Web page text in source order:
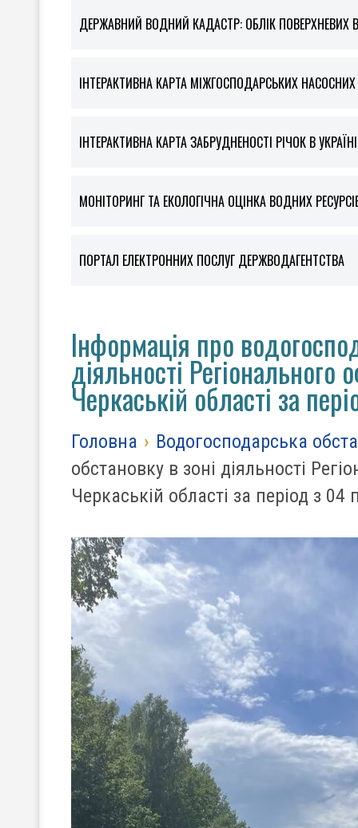
ДЕРЖАВНИЙ ВОДНИЙ КАДАСТР: ОБЛІК ПОВЕРХНЕВИХ
ІНТЕРАКТИВНА КАРТА МІЖГОСПОДАРСЬКИХ
ІНТЕРАКТИВНА КАРТА ЗАБРУДНЕНОСТІ РІЧОК В УКРАЇНІ
МОНІТОРИНГ ТА ЕКОЛОГІЧНА ОЦІНКА ВОДНИХ
ПОРТАЛ ЕЛЕКТРОННИХ ПОСЛУГ ДЕРЖВОДАГЕНТСТВА
Інформація про
діяльності Регіонального
Черкаській області за
Головна › Водогосподарська
обстановку в зоні діяльності
Черкаській області за період з